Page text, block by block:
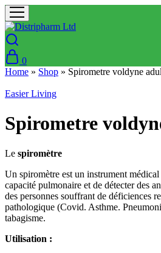
0
Home » Shop » Spirometre voldyne
Easier Living
Spirometre
Le spiromètre
Un spiromètre est un instrument
capacité pulmonaire et de détecter des
des personnes souffrant de déficiences
pathologique (Covid. Asthme.
tabagisme.
Utilisation :